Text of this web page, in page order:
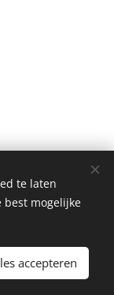
Français
te laten
mogelijke
accepteren